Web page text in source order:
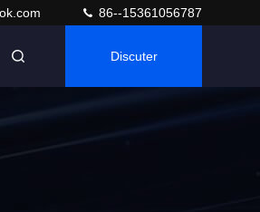
86--15361056787
Discuter